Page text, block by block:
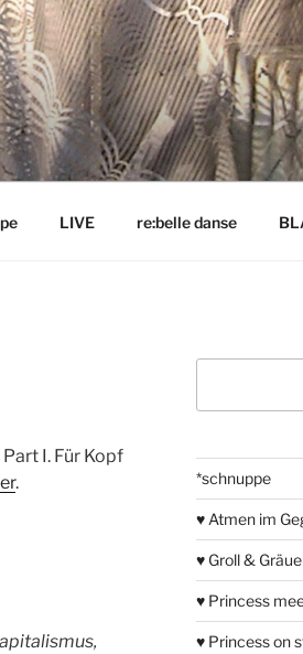
LIVE re:belle danse
Part I. Für Kopf
. *schnuppe
♥ Atmen im
♥ Groll &
♥ Princess
♥ Princess on